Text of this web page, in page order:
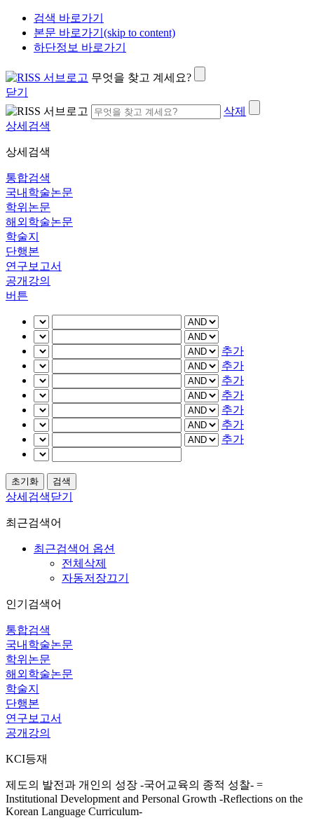
검색 바로가기
본문 바로가기(skip to content)
하단정보 바로가기
무엇을 찾고 계세요?
닫기
삭제
상세검색
상세검색
통합검색
국내학술논문
학위논문
해외학술논문
학술지
단행본
연구보고서
공개강의
버튼
추가
추가
추가
추가
추가
추가
추가
상세검색닫기
최근검색어
최근검색어 옵션
전체삭제
자동저장끄기
인기검색어
통합검색
국내학술논문
학위논문
해외학술논문
학술지
단행본
연구보고서
공개강의
KCI등재
제도의 발전과 개인의 성장 -국어교육의 종적 성찰- =
Institutional Development and Personal Growth -Reflections on the
Korean Language Curriculum-